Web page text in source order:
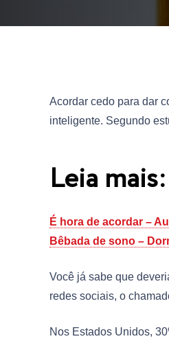
Acordar cedo para dar
inteligente. Segundo
Leia mais:
É hora de acordar –
Bêbada de sono –
Você já sabe que
redes sociais, o
Nos Estados Unidos,